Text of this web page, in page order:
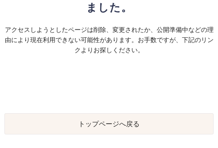
ました。
アクセスしようとしたページは削除、変更されたか、公開準備中などの理
由により現在利用できない可能性があります。お手数ですが、下記のリン
クよりお探しください。
トップページへ戻る